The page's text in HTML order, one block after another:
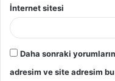
İnternet sitesi
Daha sonraki
adresim ve site adresim